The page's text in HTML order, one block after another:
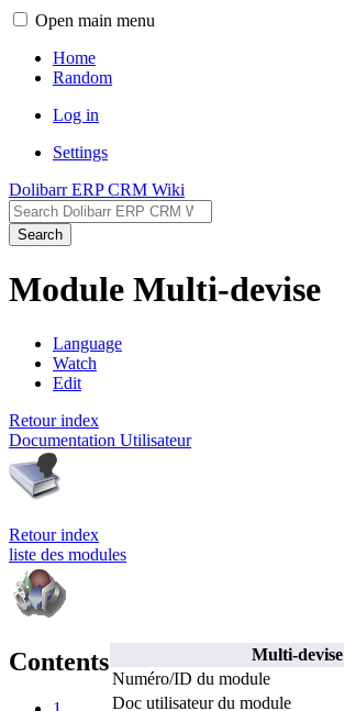
Open main menu
Home
Random
Log in
Settings
Dolibarr ERP CRM Wiki
Search
Module Multi-devise
Language
Watch
Edit
Retour index
Documentation Utilisateur
Retour index
liste des modules
Multi-devise
Numéro/ID du module
Doc utilisateur du module
Contents